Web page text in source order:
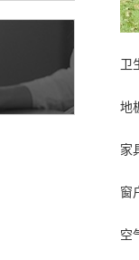
卫
地
家
窗
空